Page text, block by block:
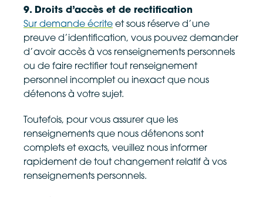
9. Droits d’accès et de rectification
Sur demande écrite et sous réserve d’une
preuve d’identification, vous pouvez demander
d’avoir accès à vos renseignements personnels
ou de faire rectifier tout renseignement
personnel incomplet ou inexact que nous
détenons à votre sujet.
Toutefois, pour vous assurer que les
renseignements que nous détenons sont
complets et exacts, veuillez nous informer
rapidement de tout changement relatif à vos
renseignements personnels.